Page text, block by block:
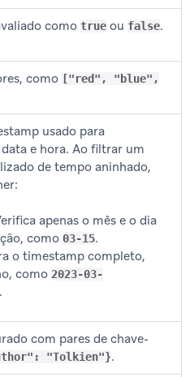
como true ou false.
como ["red", "blue",
usado para
e hora. Ao filtrar um
de tempo aninhado,
apenas o mês e o dia
como 03-15.
o timestamp completo,
como 2023-03-
.
com pares de chave-
"Tolkien"}.